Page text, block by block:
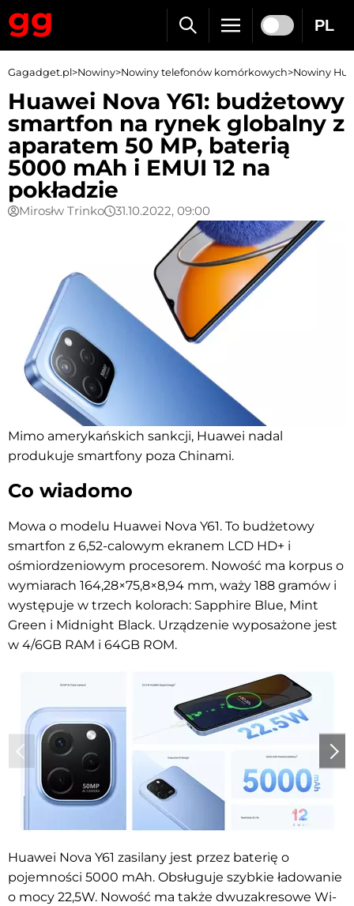
PL
Gagadget.pl>Nowiny>Nowiny telefonów komórkowych>Nowiny
Huawei Nova Y61: budżetowy
smartfon na rynek globalny z
aparatem 50 MP, baterią
5000 mAh i EMUI 12 na
pokładzie
Mirosłw Trinko 31.10.2022, 09:00
Mimo amerykańskich sankcji, Huawei nadal
produkuje smartfony poza Chinami.
Co wiadomo
Mowa o modelu Huawei Nova Y61. To budżetowy
smartfon z 6,52-calowym ekranem LCD HD+ i
ośmiordzeniowym procesorem. Nowość ma korpus o
wymiarach 164,28×75,8×8,94 mm, waży 188 gramów i
występuje w trzech kolorach: Sapphire Blue, Mint
Green i Midnight Black. Urządzenie wyposażone jest
w 4/6GB RAM i 64GB ROM.
Huawei Nova Y61 zasilany jest przez baterię o
pojemności 5000 mAh. Obsługuje szybkie ładowanie
o mocy 22,5W. Nowość ma także dwuzakresowe Wi-